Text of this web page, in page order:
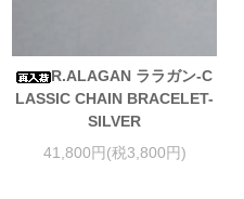
R.ALAGAN ララガン-C
LASSIC CHAIN BRACELET-
SILVER
41,800円(税3,800円)